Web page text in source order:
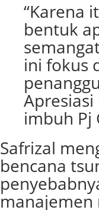
“Karena
bentuk
ini fokus
imbuh Pj
Safrizal
bencana
manajemen